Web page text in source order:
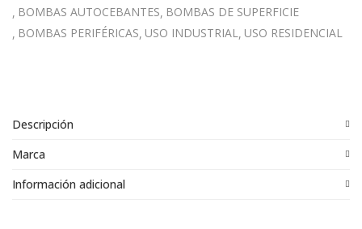
BOMBAS AUTOCEBANTES BOMBAS DE SUPERFICIE
BOMBAS PERIFÉRICAS USO INDUSTRIAL USO RESIDENCIAL
Descripción
Marca
Información adicional